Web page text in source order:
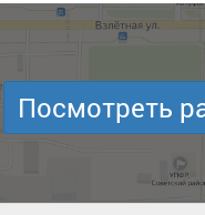
Посмотреть